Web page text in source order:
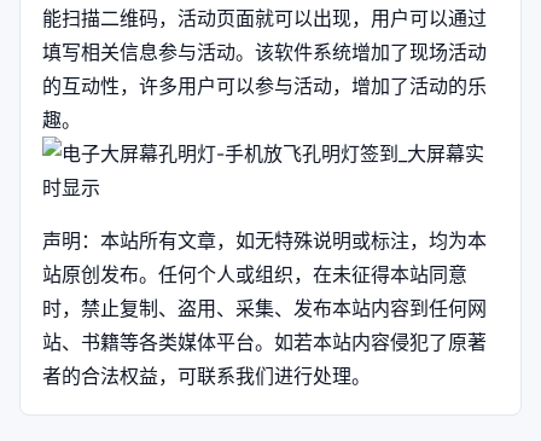
能扫描二维码，活动页面就可以出现，用户可以通过
填写相关信息参与活动。该软件系统增加了现场活动
的互动性，许多用户可以参与活动，增加了活动的乐
趣。
声明：本站所有文章，如无特殊说明或标注，均为本
站原创发布。任何个人或组织，在未征得本站同意
时，禁止复制、盗用、采集、发布本站内容到任何网
站、书籍等各类媒体平台。如若本站内容侵犯了原著
者的合法权益，可联系我们进行处理。